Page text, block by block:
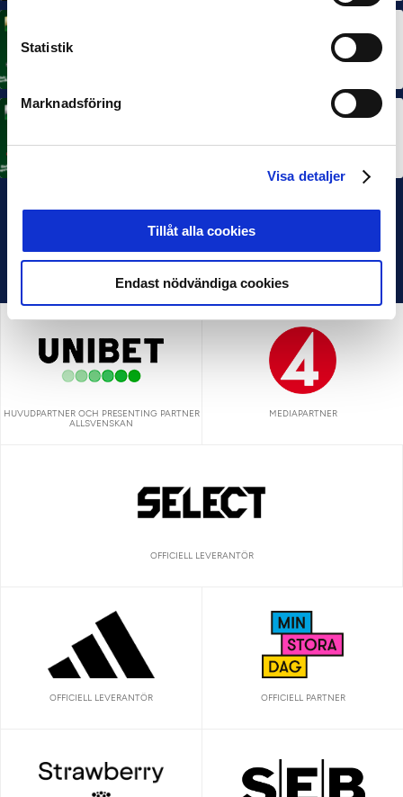
Statistik
Marknadsföring
Visa detaljer
Tillåt alla cookies
Endast nödvändiga cookies
HUVUDPARTNER OCH PRESENTING PARTNER
ALLSVENSKAN
MEDIAPARTNER
OFFICIELL LEVERANTÖR
OFFICIELL LEVERANTÖR OFFICIELL PARTNER